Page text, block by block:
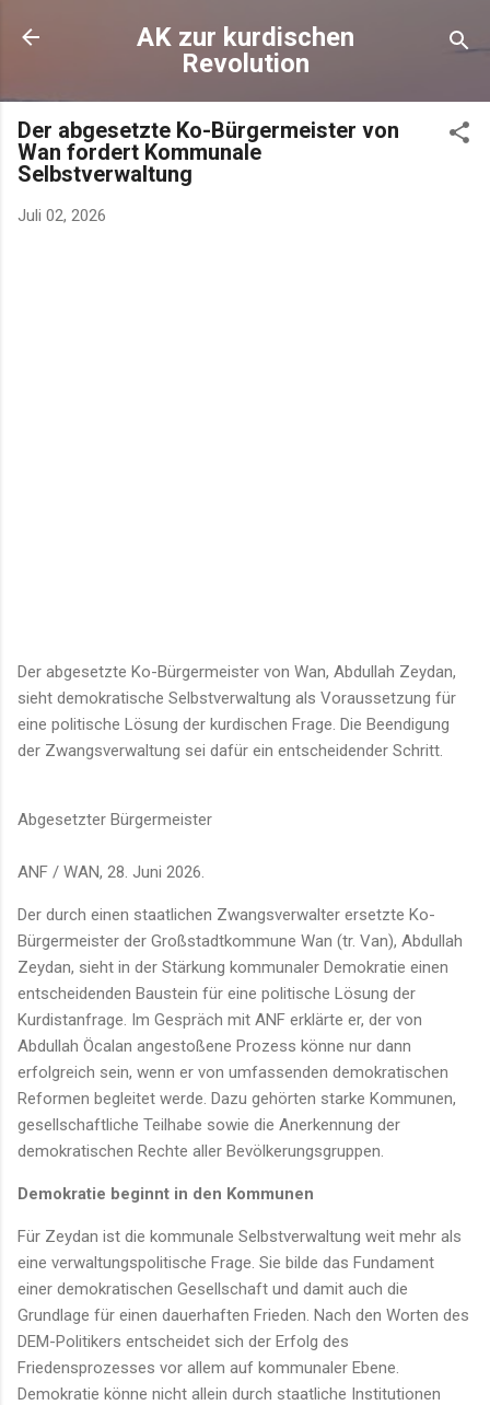
AK zur kurdischen
Revolution
Der abgesetzte Ko-Bürgermeister von
Wan fordert Kommunale
Selbstverwaltung
Juli 02, 2026
Der abgesetzte Ko-Bürgermeister von Wan, Abdullah Zeydan,
sieht demokratische Selbstverwaltung als Voraussetzung für
eine politische Lösung der kurdischen Frage. Die Beendigung
der Zwangsverwaltung sei dafür ein entscheidender Schritt.
Abgesetzter Bürgermeister
ANF / WAN, 28. Juni 2026.
Der durch einen staatlichen Zwangsverwalter ersetzte Ko-
Bürgermeister der Großstadtkommune Wan (tr. Van), Abdullah
Zeydan, sieht in der Stärkung kommunaler Demokratie einen
entscheidenden Baustein für eine politische Lösung der
Kurdistanfrage. Im Gespräch mit ANF erklärte er, der von
Abdullah Öcalan angestoßene Prozess könne nur dann
erfolgreich sein, wenn er von umfassenden demokratischen
Reformen begleitet werde. Dazu gehörten starke Kommunen,
gesellschaftliche Teilhabe sowie die Anerkennung der
demokratischen Rechte aller Bevölkerungsgruppen.
Demokratie beginnt in den Kommunen
Für Zeydan ist die kommunale Selbstverwaltung weit mehr als
eine verwaltungspolitische Frage. Sie bilde das Fundament
einer demokratischen Gesellschaft und damit auch die
Grundlage für einen dauerhaften Frieden. Nach den Worten des
DEM-Politikers entscheidet sich der Erfolg des
Friedensprozesses vor allem auf kommunaler Ebene.
Demokratie könne nicht allein durch staatliche Institutionen